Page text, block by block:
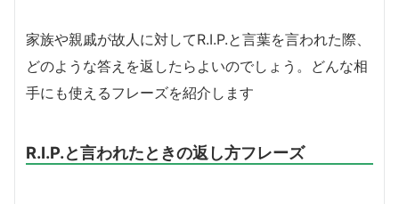
家族や親戚が故人に対してR.I.P.と言葉を言われた際、
どのような答えを返したらよいのでしょう。どんな相
手にも使えるフレーズを紹介します
R.I.P.と言われたときの返し方フレーズ